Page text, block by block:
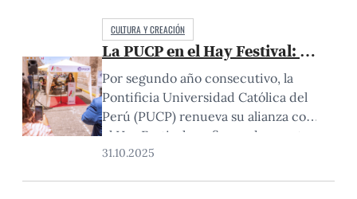
Arequipa y se cruzaron con
escritores, pensadores y artistas a
CULTURA Y CREACIÓN
La PUCP en el Hay Festival: una
Por segundo año consecutivo, la
Pontificia Universidad Católica del
Perú (PUCP) renueva su alianza con
el Hay Festival, reafirmando nuestro
compromiso con el arte, la cultura y
31.10.2025